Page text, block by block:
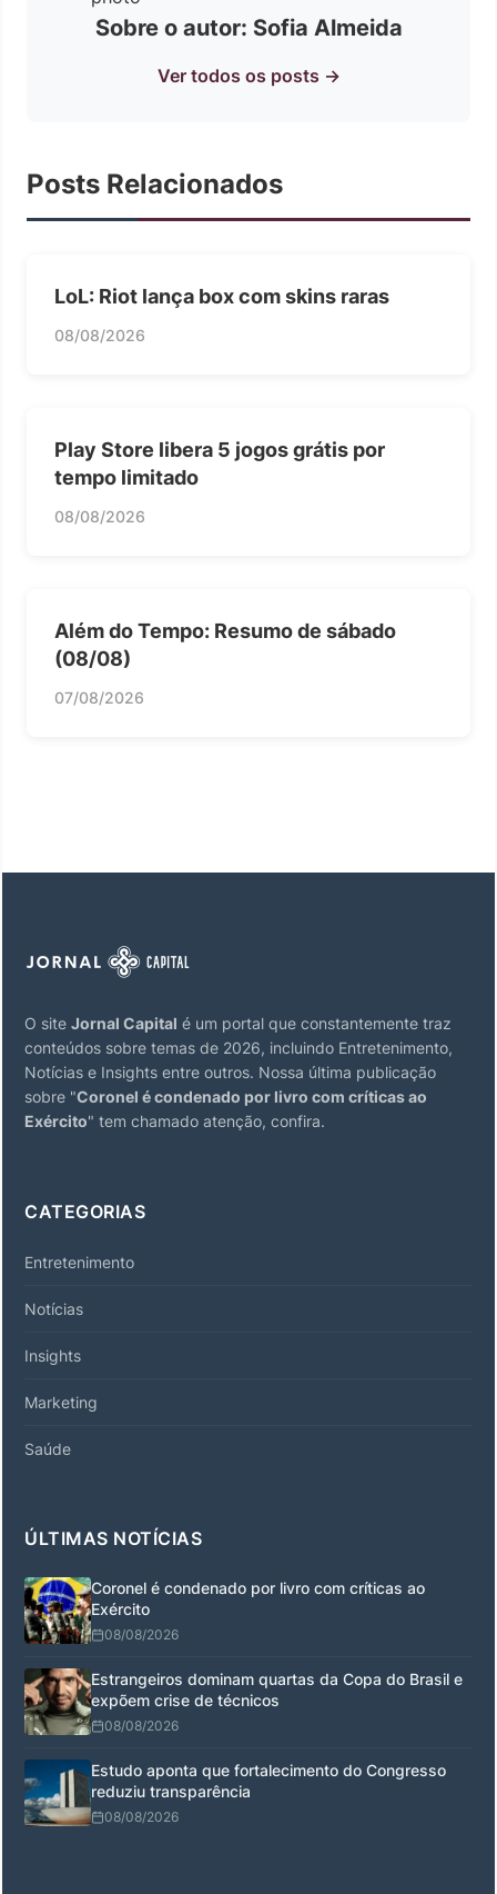
Sobre o autor: Sofia Almeida
Ver todos os posts →
Posts Relacionados
LoL: Riot lança box com skins raras
08/08/2026
Play Store libera 5 jogos grátis por
tempo limitado
08/08/2026
Além do Tempo: Resumo de sábado
(08/08)
07/08/2026
O site Jornal Capital é um portal que constantemente traz
conteúdos sobre temas de 2026, incluindo Entretenimento,
Notícias e Insights entre outros. Nossa última publicação
sobre "Coronel é condenado por livro com críticas ao
Exército" tem chamado atenção, confira.
CATEGORIAS
Entretenimento
Notícias
Insights
Marketing
Saúde
ÚLTIMAS NOTÍCIAS
Coronel é condenado por livro com críticas ao
Exército
08/08/2026
Estrangeiros dominam quartas da Copa do Brasil e
expõem crise de técnicos
08/08/2026
Estudo aponta que fortalecimento do Congresso
reduziu transparência
08/08/2026